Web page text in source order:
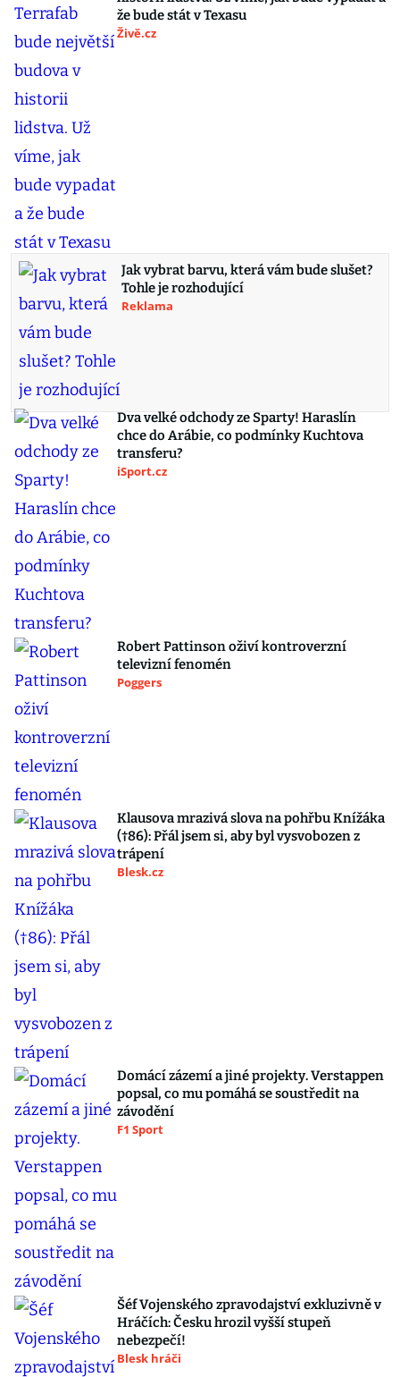
že bude stát v Texasu
Živě.cz
Jak vybrat barvu, která vám bude slušet?
Tohle je rozhodující
Reklama
Dva velké odchody ze Sparty! Haraslín
chce do Arábie, co podmínky Kuchtova
transferu?
iSport.cz
Robert Pattinson oživí kontroverzní
televizní fenomén
Poggers
Klausova mrazivá slova na pohřbu Knížáka
(†86): Přál jsem si, aby byl vysvobozen z
trápení
Blesk.cz
Domácí zázemí a jiné projekty. Verstappen
popsal, co mu pomáhá se soustředit na
závodění
F1 Sport
Šéf Vojenského zpravodajství exkluzivně v
Hráčích: Česku hrozil vyšší stupeň
nebezpečí!
Blesk hráči